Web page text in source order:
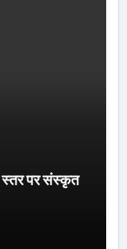
स्तर पर संस्कृत